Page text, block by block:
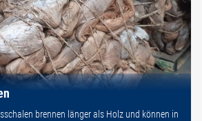
brennen länger als Holz und können in